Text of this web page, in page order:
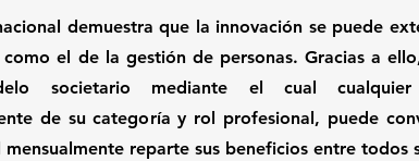
demuestra que la innovación se puede
el de la gestión de personas. Gracias a
societario mediante el cual
de su categoría y rol profesional, puede
reparte sus beneficios entre todos